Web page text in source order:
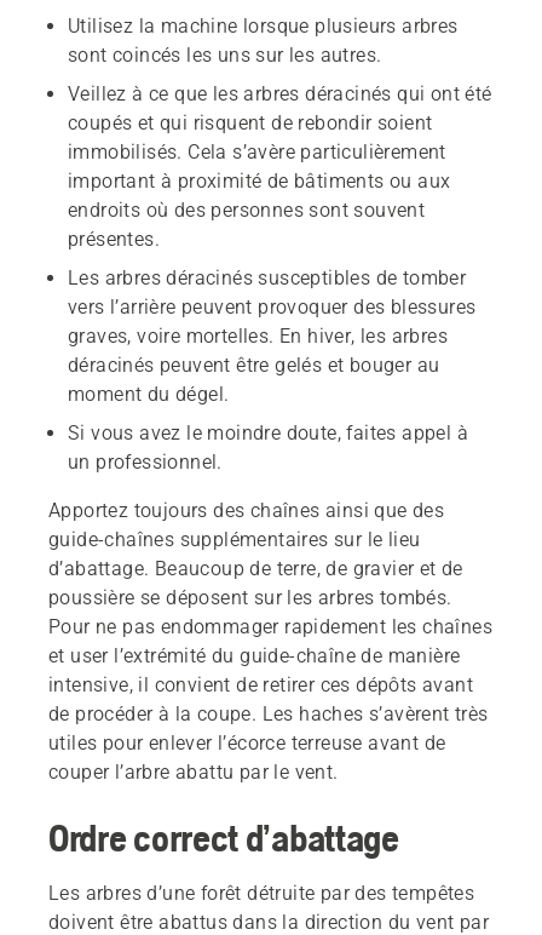
Utilisez la machine lorsque plusieurs arbres
sont coincés les uns sur les autres.
Veillez à ce que les arbres déracinés qui ont été
coupés et qui risquent de rebondir soient
immobilisés. Cela s’avère particulièrement
important à proximité de bâtiments ou aux
endroits où des personnes sont souvent
présentes.
Les arbres déracinés susceptibles de tomber
vers l’arrière peuvent provoquer des blessures
graves, voire mortelles. En hiver, les arbres
déracinés peuvent être gelés et bouger au
moment du dégel.
Si vous avez le moindre doute, faites appel à
un professionnel.
Apportez toujours des chaînes ainsi que des
guide-chaînes supplémentaires sur le lieu
d’abattage. Beaucoup de terre, de gravier et de
poussière se déposent sur les arbres tombés.
Pour ne pas endommager rapidement les chaînes
et user l’extrémité du guide-chaîne de manière
intensive, il convient de retirer ces dépôts avant
de procéder à la coupe. Les haches s’avèrent très
utiles pour enlever l’écorce terreuse avant de
couper l’arbre abattu par le vent.
Ordre correct d’abattage
Les arbres d’une forêt détruite par des tempêtes
doivent être abattus dans la direction du vent par